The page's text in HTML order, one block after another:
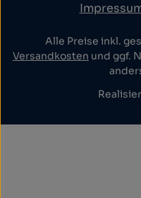
Alle Preise inkl.
Versandkosten und ggf.